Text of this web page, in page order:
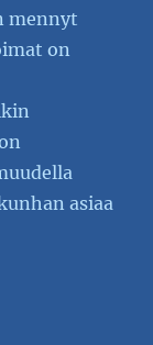
mennyt
on
asiaa